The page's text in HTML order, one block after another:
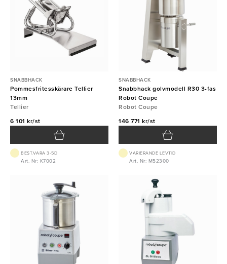
SNABBHACK
Pommesfritesskärare Tellier
13mm
Tellier
6 101 kr/st
BEST.VARA 3-5D
Art. Nr: K7002
SNABBHACK
Snabbhack golvmodell R30 3-fas
Robot Coupe
Robot Coupe
146 771 kr/st
VARIERANDE LEVTID
Art. Nr: M52300